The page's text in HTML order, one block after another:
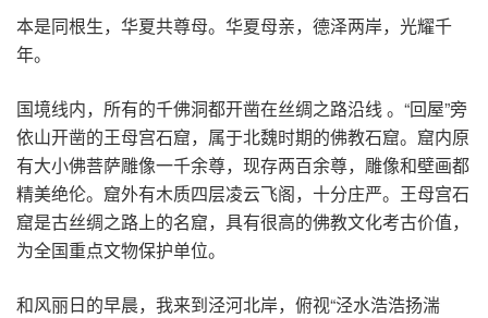
本是同根生，华夏共尊母。华夏母亲，德泽两岸，光耀千
年。
国境线内，所有的千佛洞都开凿在丝绸之路沿线 。“回屋”旁
依山开凿的王母宫石窟，属于北魏时期的佛教石窟。窟内原
有大小佛菩萨雕像一千余尊，现存两百余尊，雕像和壁画都
精美绝伦。窟外有木质四层凌云飞阁，十分庄严。王母宫石
窟是古丝绸之路上的名窟，具有很高的佛教文化考古价值，
为全国重点文物保护单位。
和风丽日的早晨，我来到泾河北岸，俯视“泾水浩浩扬湍